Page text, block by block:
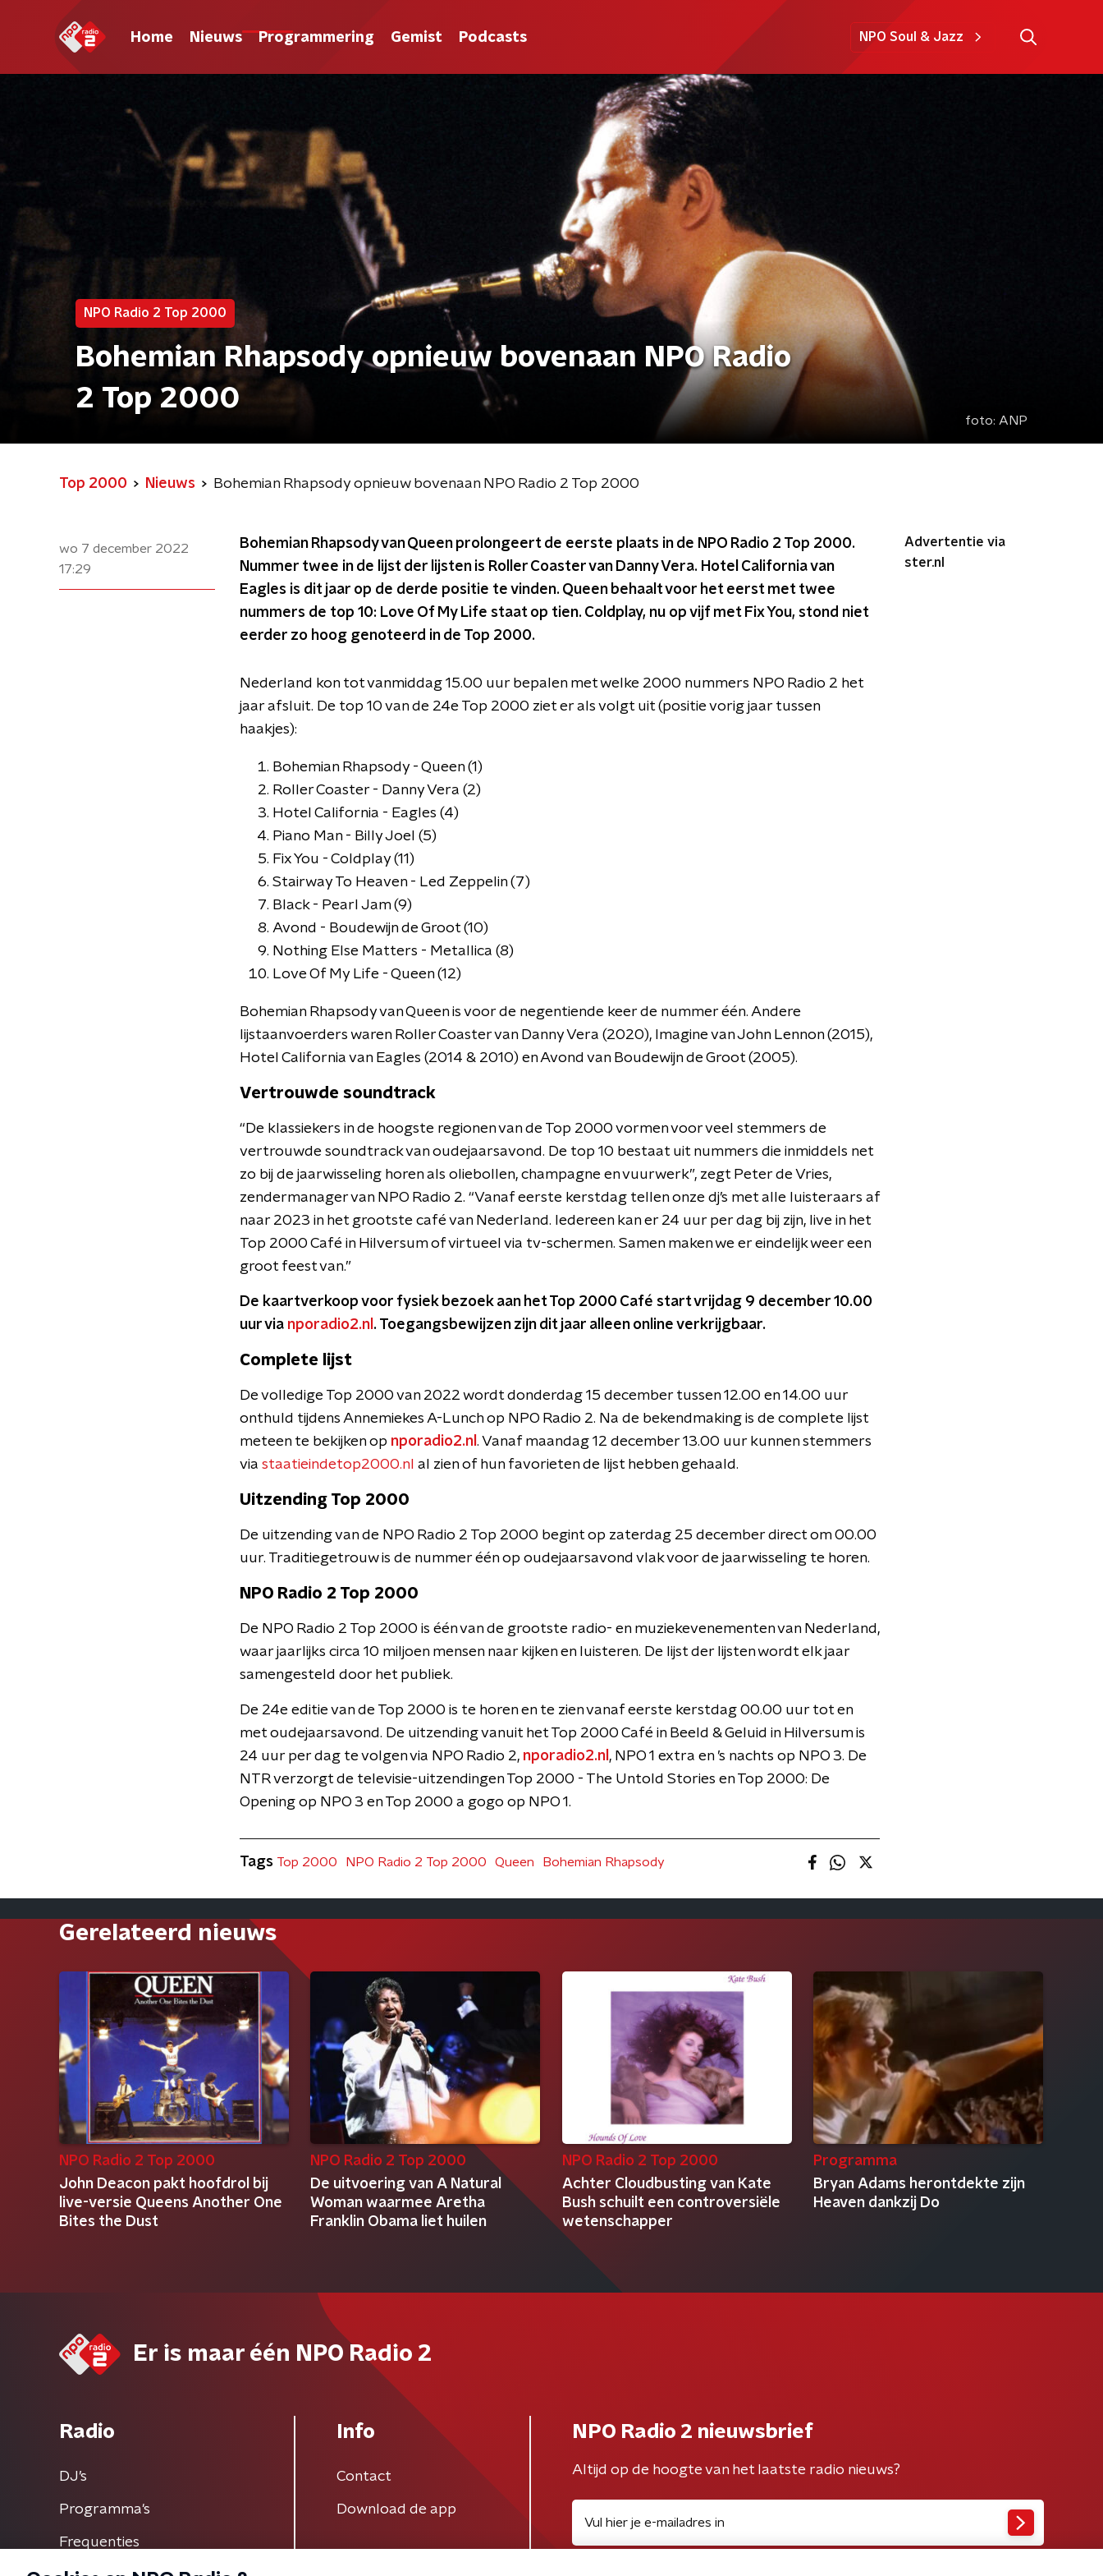
Home Nieuws Programmering Gemist Podcasts NPO Soul & Jazz
NPO Radio 2 Top 2000
Bohemian Rhapsody opnieuw bovenaan NPO Radio
2 Top 2000
foto: ANP
Top 2000 Nieuws Bohemian Rhapsody opnieuw bovenaan NPO Radio 2 Top 2000
wo 7 december 2022
17:29
Bohemian Rhapsody van Queen prolongeert de eerste plaats in de NPO Radio 2 Top 2000.
Nummer twee in de lijst der lijsten is Roller Coaster van Danny Vera. Hotel California van
Eagles is dit jaar op de derde positie te vinden. Queen behaalt voor het eerst met twee
nummers de top 10: Love Of My Life staat op tien. Coldplay, nu op vijf met Fix You, stond niet
eerder zo hoog genoteerd in de Top 2000.
Nederland kon tot vanmiddag 15.00 uur bepalen met welke 2000 nummers NPO Radio 2 het
jaar afsluit. De top 10 van de 24e Top 2000 ziet er als volgt uit (positie vorig jaar tussen
haakjes):
Bohemian Rhapsody - Queen (1)
Roller Coaster - Danny Vera (2)
Hotel California - Eagles (4)
Piano Man - Billy Joel (5)
Fix You - Coldplay (11)
Stairway To Heaven - Led Zeppelin (7)
Black - Pearl Jam (9)
Avond - Boudewijn de Groot (10)
Nothing Else Matters - Metallica (8)
Love Of My Life - Queen (12)
Bohemian Rhapsody van Queen is voor de negentiende keer de nummer één. Andere
lijstaanvoerders waren Roller Coaster van Danny Vera (2020), Imagine van John Lennon (2015),
Hotel California van Eagles (2014 & 2010) en Avond van Boudewijn de Groot (2005).
Vertrouwde soundtrack
“De klassiekers in de hoogste regionen van de Top 2000 vormen voor veel stemmers de
vertrouwde soundtrack van oudejaarsavond. De top 10 bestaat uit nummers die inmiddels net
zo bij de jaarwisseling horen als oliebollen, champagne en vuurwerk”, zegt Peter de Vries,
zendermanager van NPO Radio 2. “Vanaf eerste kerstdag tellen onze dj’s met alle luisteraars af
naar 2023 in het grootste café van Nederland. Iedereen kan er 24 uur per dag bij zijn, live in het
Top 2000 Café in Hilversum of virtueel via tv-schermen. Samen maken we er eindelijk weer een
groot feest van.”
De kaartverkoop voor fysiek bezoek aan het Top 2000 Café start vrijdag 9 december 10.00
uur via nporadio2.nl . Toegangsbewijzen zijn dit jaar alleen online verkrijgbaar.
Complete lijst
De volledige Top 2000 van 2022 wordt donderdag 15 december tussen 12.00 en 14.00 uur
onthuld tijdens Annemiekes A-Lunch op NPO Radio 2. Na de bekendmaking is de complete lijst
meteen te bekijken op nporadio2.nl . Vanaf maandag 12 december 13.00 uur kunnen stemmers
via staatieindetop2000.nl al zien of hun favorieten de lijst hebben gehaald.
Uitzending Top 2000
De uitzending van de NPO Radio 2 Top 2000 begint op zaterdag 25 december direct om 00.00
uur. Traditiegetrouw is de nummer één op oudejaarsavond vlak voor de jaarwisseling te horen.
NPO Radio 2 Top 2000
De NPO Radio 2 Top 2000 is één van de grootste radio- en muziekevenementen van Nederland,
waar jaarlijks circa 10 miljoen mensen naar kijken en luisteren. De lijst der lijsten wordt elk jaar
samengesteld door het publiek.
De 24e editie van de Top 2000 is te horen en te zien vanaf eerste kerstdag 00.00 uur tot en
met oudejaarsavond. De uitzending vanuit het Top 2000 Café in Beeld & Geluid in Hilversum is
24 uur per dag te volgen via NPO Radio 2, nporadio2.nl , NPO 1 extra en ’s nachts op NPO 3. De
NTR verzorgt de televisie-uitzendingen Top 2000 - The Untold Stories en Top 2000: De
Opening op NPO 3 en Top 2000 a gogo op NPO 1.
Advertentie via
ster.nl
Tags Top 2000 NPO Radio 2 Top 2000 Queen Bohemian Rhapsody
Gerelateerd nieuws
NPO Radio 2 Top 2000
John Deacon pakt hoofdrol bij
live-versie Queens Another One
Bites the Dust
NPO Radio 2 Top 2000
De uitvoering van A Natural
Woman waarmee Aretha
Franklin Obama liet huilen
NPO Radio 2 Top 2000
Achter Cloudbusting van Kate
Bush schuilt een controversiële
wetenschapper
Programma
Bryan Adams herontdekte zijn
Heaven dankzij Do
Er is maar één NPO Radio 2
Radio
DJ’s
Programma's
Frequenties
Info
Contact
Download de app
NPO Radio 2 nieuwsbrief
Altijd op de hoogte van het laatste radio nieuws?